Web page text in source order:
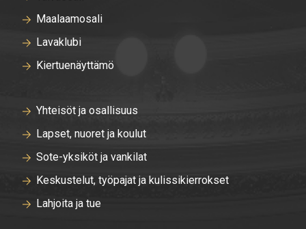
Maalaamosali
Lavaklubi
Kiertuenäyttämö
Yhteisöt ja osallisuus
Lapset, nuoret ja koulut
Sote-yksiköt ja vankilat
Keskustelut, työpajat ja kulissikierrokset
Lahjoita ja tue